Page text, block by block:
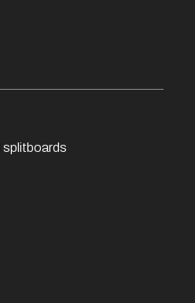
splitboards